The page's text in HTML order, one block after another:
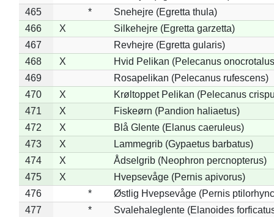
465
*
Snehejre (Egretta thula)
466
X
Silkehejre (Egretta garzetta)
467
Revhejre (Egretta gularis)
468
X
Hvid Pelikan (Pelecanus
469
Rosapelikan (Pelecanus rufescens)
470
X
Krøltoppet Pelikan (Pelecanus
471
X
Fiskeørn (Pandion haliaetus)
472
X
Blå Glente (Elanus caeruleus)
473
X
Lammegrib (Gypaetus barbatus)
474
X
Ådselgrib (Neophron percnopterus)
475
X
Hvepsevåge (Pernis apivorus)
476
*
Østlig Hvepsevåge (Pernis
477
*
Svalehaleglente (Elanoides